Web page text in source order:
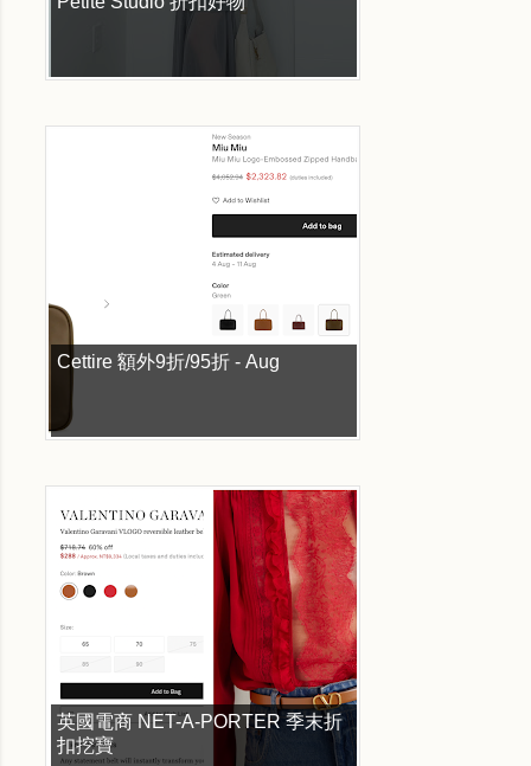
Cettire 額外9折/95折 - Aug
英國電商 NET-A-PORTER 季末折
扣挖寶